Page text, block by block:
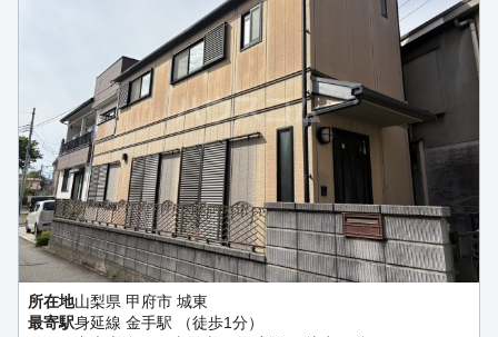
所在地山梨県 甲府市 城東
最寄駅身延線 金手駅 （徒歩1分）